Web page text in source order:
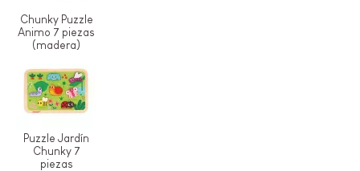
Chunky Puzzle
Animo 7 piezas
(madera)
Puzzle Jardín
Chunky 7
piezas